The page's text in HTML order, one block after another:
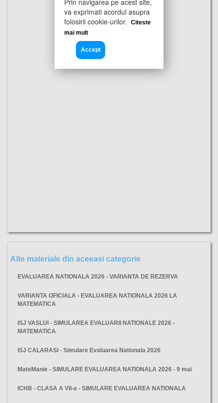
Alte materiale din aceeasi categorie
EVALUAREA NATIONALA 2026 - VARIANTA DE REZERVA
VARIANTA OFICIALA - EVALUAREA NATIONALA 2026 LA
MATEMATICA
ISJ VASLUI - SIMULAREA EVALUARII NATIONALE 2026 -
MATEMATICA
ISJ CALARASI - Simulare Evaluarea Nationala 2026
MateManie - SIMULARE EVALUAREA NATIONALA 2026 - 9 mai
ICHB - CLASA A VII-a - SIMULARE EVALUAREA NATIONALA
va exprimati acordul asupra
folosirii cookie-urilor.
Citeste
mai mult
Accept